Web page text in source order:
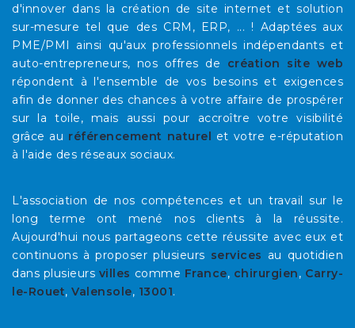
d'innover dans la création de site internet et solution
sur-mesure tel que des CRM, ERP, ... ! Adaptées aux
PME/PMI ainsi qu'aux professionnels indépendants et
auto-entrepreneurs, nos offres de création site web
répondent à l'ensemble de vos besoins et exigences
afin de donner des chances à votre affaire de prospérer
sur la toile, mais aussi pour accroître votre visibilité
grâce au référencement naturel et votre e-réputation
à l'aide des réseaux sociaux.
L'association de nos compétences et un travail sur le
long terme ont mené nos clients à la réussite.
Aujourd'hui nous partageons cette réussite avec eux et
continuons à proposer plusieurs services au quotidien
dans plusieurs villes comme France, chirurgien, Carry-
le-Rouet, Valensole, 13001.